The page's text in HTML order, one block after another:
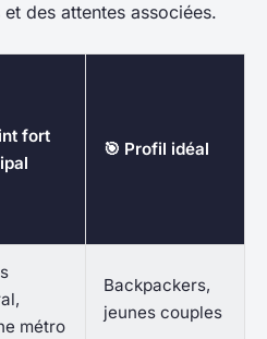
des attentes associées.
fort
🎯 Profil idéal
métro
Backpackers,
jeunes couples